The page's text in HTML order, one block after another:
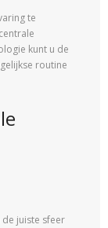
te
kunt u de
routine
de juiste sfeer